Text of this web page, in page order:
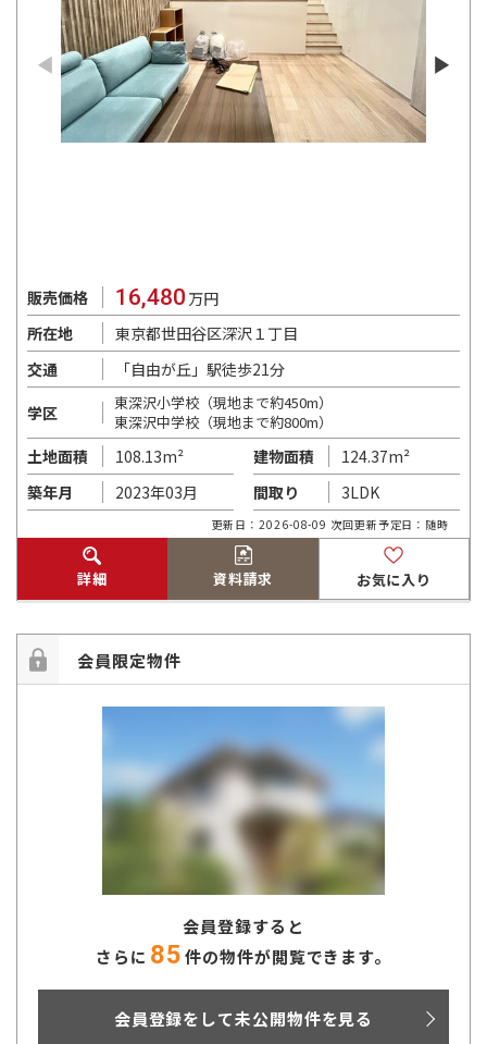
販売価格 16,480 万円
所在地
東京都世田谷区深沢１丁目
交通
「自由が丘」駅徒歩21分
学区
東深沢小学校（現地まで約450m）
東深沢中学校（現地まで約800m）
土地面積 108.13m² 建物面積
124.37m²
築年月
2023年03月 間取り 3LDK
更新日：2026-08-09 次回更新予定日：随時
詳細 資料請求 お気に入り
会員限定物件
会員登録すると
さらに 85 件の物件が閲覧できます。
会員登録をして未公開物件を見る